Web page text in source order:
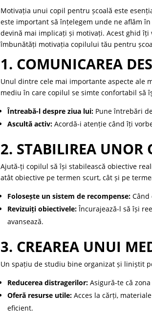
Motivația unui copil pentru școală este
este important să înțelegem unde ne aflăm
devină mai implicați și motivați. Acest ghid
îmbunătăți motivația copilului tău pentru
1. COMUNICAREA
Unul dintre cele mai importante aspecte ale
mediu în care copilul se simte confortabil să
Întreabă-l despre ziua lui: Pune întrebări
Ascultă activ: Acordă-i atenție când îți
2. STABILIREA UNOR
Ajută-ți copilul să își stabilească obiective
atât obiective pe termen scurt, cât și pe
Folosește un sistem de recompense: Când
Revizuiți obiectivele:Încurajează-l să își
avansează.
3. CREAREA UNUI
Un spațiu de studiu bine organizat și liniștit
Reducerea distragerilor: Asigură-te că
Oferă resurse utile: Acces la cărți,
eficient.